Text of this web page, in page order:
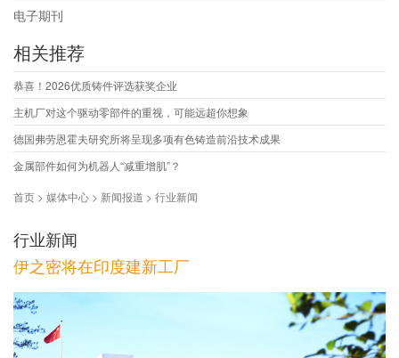
电子期刊
相关推荐
恭喜！2026优质铸件评选获奖企业
主机厂对这个驱动零部件的重视，可能远超你想象
德国弗劳恩霍夫研究所将呈现多项有色铸造前沿技术成果
金属部件如何为机器人“减重增肌”？
首页 > 媒体中心 > 新闻报道 > 行业新闻
行业新闻
伊之密将在印度建新工厂